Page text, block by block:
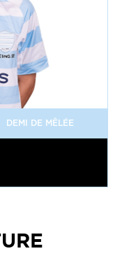
DEMI DE MÊLÉE